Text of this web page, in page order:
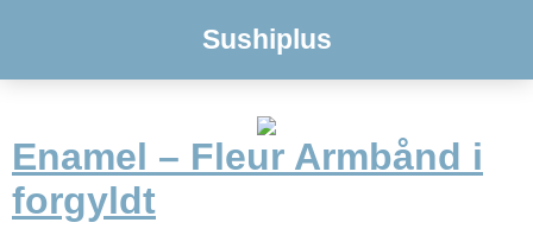
Sushiplus
Enamel – Fleur Armbånd i
forgyldt